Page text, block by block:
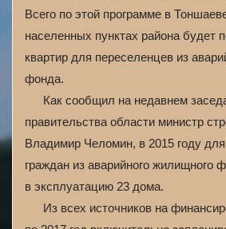
Всего по этой программе в
населенных пунктах района будет
квартир для переселенцев из
фонда.
Как сообщил на недавнем
правительства области министр
Владимир Челомин, в 2015 году
граждан из аварийного жилищного
в эксплуатацию 23 дома.
Из всех источников на